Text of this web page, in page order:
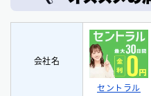
会社名
セントラル